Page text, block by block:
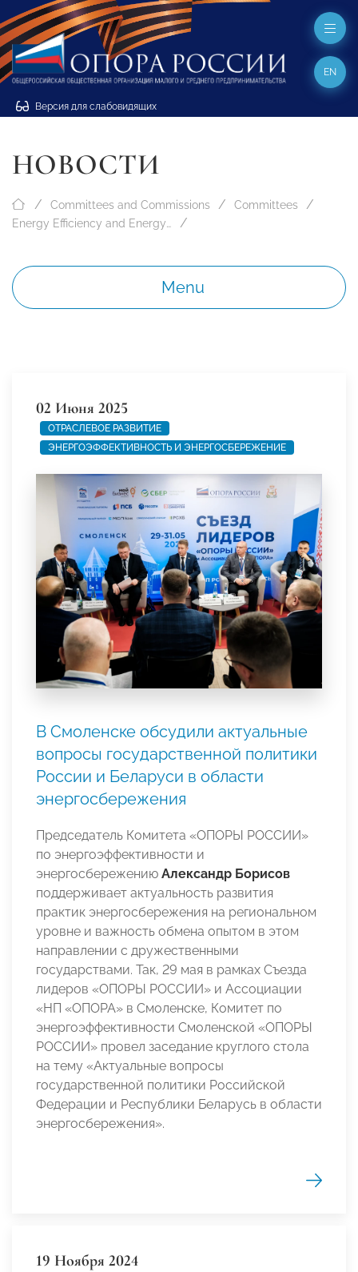
Версия для слабовидящих
EN
НОВОСТИ
Committees and Commissions
Committees
Energy Efficiency and Energy Saving
Menu
02 Июня 2025
ОТРАСЛЕВОЕ РАЗВИТИЕ
ЭНЕРГОЭФФЕКТИВНОСТЬ И ЭНЕРГОСБЕРЕЖЕНИЕ
В Смоленске обсудили актуальные
вопросы государственной политики
России и Беларуси в области
энергосбережения
Председатель Комитета «ОПОРЫ РОССИИ»
по энергоэффективности и
энергосбережению Александр Борисов
поддерживает актуальность развития
практик энергосбережения на региональном
уровне и важность обмена опытом в этом
направлении с дружественными
государствами. Так, 29 мая в рамках Съезда
лидеров «ОПОРЫ РОССИИ» и Ассоциации
«НП «ОПОРА» в Смоленске, Комитет по
энергоэффективности Смоленской «ОПОРЫ
РОССИИ» провел заседание круглого стола
на тему «Актуальные вопросы
государственной политики Российской
Федерации и Республики Беларусь в области
энергосбережения».
19 Ноября 2024